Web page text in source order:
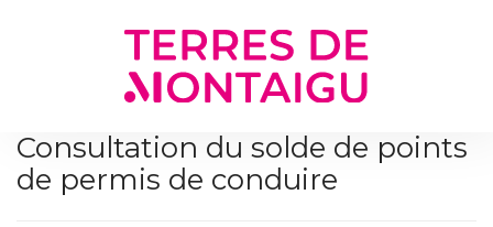
Consultation du solde de points
de permis de conduire